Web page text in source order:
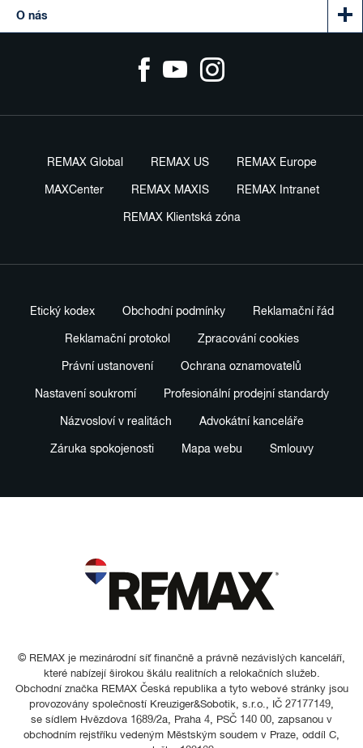
O nás
REMAX Global REMAX US REMAX Europe
MAXCenter REMAX MAXIS REMAX Intranet
REMAX Klientská zóna
Etický kodex Obchodní podmínky Reklamační řád
Reklamační protokol Zpracování cookies
Právní ustanovení Ochrana oznamovatelů
Nastavení soukromí Profesionální prodejní standardy
Názvosloví v realitách Advokátní kanceláře
Záruka spokojenosti Mapa webu Smlouvy
© REMAX je mezinárodní síť finančně a právně nezávislých kanceláří,
které nabízejí širokou škálu realitních a relokačních služeb.
Obchodní značka REMAX Česká republika a tyto webové stránky jsou
provozovány společností Kreuziger&Sobotik, s.r.o., IČ 27177149,
se sídlem Hvězdova 1689/2a, Praha 4, PSČ 140 00, zapsanou v
obchodním rejstříku vedeným Městským soudem v Praze, oddíl C,